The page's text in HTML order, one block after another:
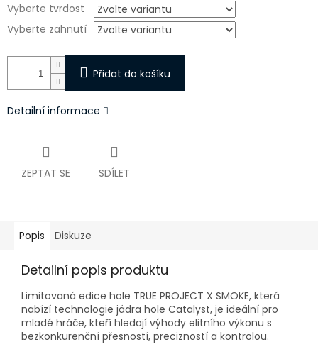
Vyberte tvrdost
Vyberte zahnutí
Přidat do košíku
Detailní informace
ZEPTAT SE SDÍLET
Popis Diskuze
Detailní popis produktu
Limitovaná edice hole TRUE PROJECT X SMOKE, která
nabízí technologie jádra hole Catalyst, je ideální pro
mladé hráče, kteří hledají výhody elitního výkonu s
bezkonkurenční přesností, precizností a kontrolou.